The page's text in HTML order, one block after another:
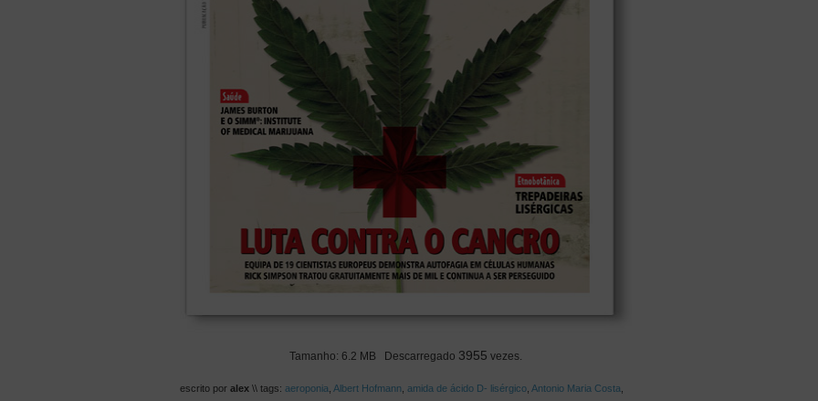
Tamanho: 6.2 MB Descarregado 3955 vezes.
escrito por alex\\ tags: aeroponia Albert Hofmann amida de ácido D- lisérgico, Antonio Maria Costa